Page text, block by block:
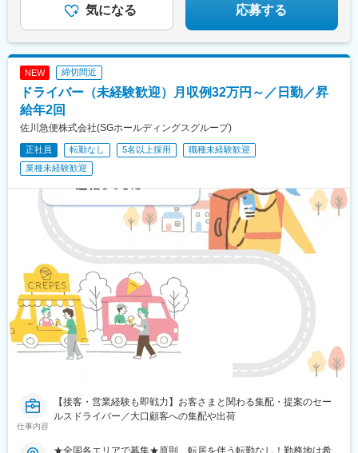
の宮駅、本郷駅(愛知県)、佐那具駅、朝熊駅、亀山駅(三重県)、霞
ケ浦駅、六軒駅(三重県)、尾鷲駅、加佐登駅、江吉良駅、新加納
泉なめり駅、藤枝駅、静岡駅、草薙駅(東海道本線)、袋井駅、西焼
津駅、上島駅、須津駅、南吉田駅、糸魚川駅、春日山駅、小針
駅、中条駅、宮内駅(新潟県)、魚沼丘陵駅、茨目駅、伊那北駅、広
丘駅、岩村田駅、村山駅(長野県)、信濃常盤駅、田中駅、切石駅、
常永駅、春日居町駅、東桂駅、動橋駅、三ツ屋駅、笠師保駅、松
任駅、丸岡駅、敦賀駅、清明駅、黒部駅、小杉駅、越中舟橋駅、
朝潮橋駅、門真南駅、深江橋駅、河内花園駅、鴻池新田駅、西明
石駅、中埠頭駅、苅藻駅、加太駅(和歌山県)、武庫川団地前駅、紀
伊山田駅、新宮駅、芳養駅、船戸駅、西田原本駅、吉野口駅、郡
山駅(奈良県)、長柄駅、ケーブル八幡宮山上駅、西舞鶴駅、福知山
市民病院口駅、篠原駅(滋賀県)、多賀大社前駅、三雲駅、栗東駅、
おごと温泉駅、長浜駅、箕浦駅、讃岐塩屋駅、片原町駅(香川県)、
三本松駅(香川県)、北伊予駅、伊予富田駅、平田駅(高知県)、多ノ
郷駅、布師田駅、撫養駅、川原石駅、伴中央駅、広島港・宇品
駅、本郷駅(広島県)、八本松駅、東福山駅、木次駅、遙堪駅、乃木
駅、下府駅、八浜駅、金光駅、木見駅、高野駅、厚東駅、長府
駅、米川駅、山口駅(山口県)、新南陽駅、萩駅、鳥取駅、三本松口
駅、南瀬高駅、五郎丸駅、苅田駅、赤間駅、巻向駅、甘木駅(西鉄
線)、新飯塚駅、橋本駅(福岡県)、貝塚駅(福岡県)、雑餉隈駅、吉塚
駅、西小倉駅、大塔駅、佐伯駅、豊後豊岡駅、鶴崎駅、東中津
駅、北友田駅、朝地駅、バルーンさが駅、田代駅、相知駅、肥後
大津駅、光の森駅、平成駅、人吉駅、三角駅、草道駅、志布志
駅、姶良駅、米ノ津駅、古島駅、赤嶺駅、てだこ浦西駅、南方駅
(宮崎県)、高鍋駅、三股駅、東旭川駅、倶知安駅、岩見沢駅、新富
士駅(北海道)、根室駅、新川駅(北海道)、環状通東駅、南郷１３丁
目駅、問寒別駅、東室蘭駅、ほしみ駅、深川駅、長都駅、西帯広
気になる 応募する
NEW 締切間近
ドライバー（未経験歓迎）月収例32万円～／日勤／昇
給年2回
佐川急便株式会社(SGホールディングスグループ)
正社員 転勤なし 5名以上採用
職種未経験歓迎
業種未経験歓迎
仕事内容
【接客・営業経験も即戦力】お客さまと関わる集配・提案のセー
ルスドライバー／大口顧客への集配や出荷
★全国各エリアで募集★原則、転居を伴う転勤なし！勤務地は希